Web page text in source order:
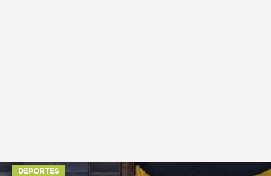
DEPORTES